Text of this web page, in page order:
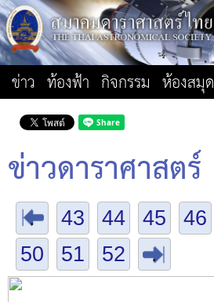
ข่าว ท้องฟ้า กิจกรรม ห้องสมุด
ข่าวดาราศาสตร์
. 43 44 45 46
50
51 52 .